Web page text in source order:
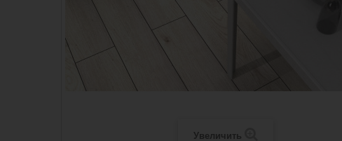
Увеличить